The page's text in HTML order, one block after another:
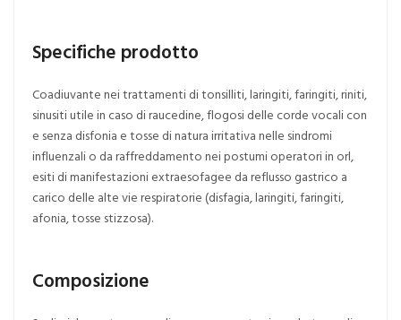
Specifiche prodotto
Coadiuvante nei trattamenti di tonsilliti, laringiti, faringiti, riniti,
sinusiti utile in caso di raucedine, flogosi delle corde vocali con
e senza disfonia e tosse di natura irritativa nelle sindromi
influenzali o da raffreddamento nei postumi operatori in orl,
esiti di manifestazioni extraesofagee da reflusso gastrico a
carico delle alte vie respiratorie (disfagia, laringiti, faringiti,
afonia, tosse stizzosa).
Composizione